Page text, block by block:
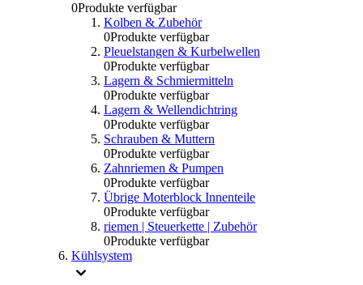
0Produkte verfügbar
Kolben & Zubehör
0Produkte verfügbar
Pleuelstangen & Kurbelwellen
0Produkte verfügbar
Lagern & Schmiermitteln
0Produkte verfügbar
Lagern & Wellendichtring
0Produkte verfügbar
Schrauben & Muttern
0Produkte verfügbar
Zahnriemen & Pumpen
0Produkte verfügbar
Übrige Moterblock Innenteile
0Produkte verfügbar
riemen | Steuerkette | Zubehör
0Produkte verfügbar
Kühlsystem